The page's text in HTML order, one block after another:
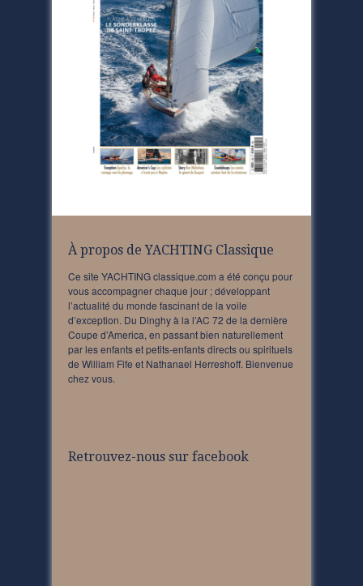
À propos de YACHTING Classique
Ce site YACHTING classique.com a été conçu pour
vous accompagner chaque jour ; développant
l’actualité du monde fascinant de la voile
d’exception. Du Dinghy à la l’AC 72 de la dernière
Coupe d’America, en passant bien naturellement
par les enfants et petits-enfants directs ou spirituels
de William Fife et Nathanael Herreshoff. Bienvenue
chez vous.
Retrouvez-nous sur facebook